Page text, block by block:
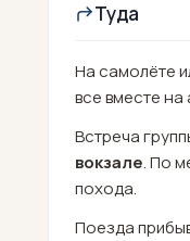
Туда
На самолёте
все вместе на
Встреча
вокзале. По
похода.
Поезда